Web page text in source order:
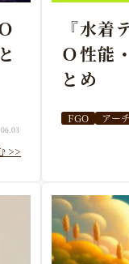
『水着
Ｏ性能
とめ
FGO アー